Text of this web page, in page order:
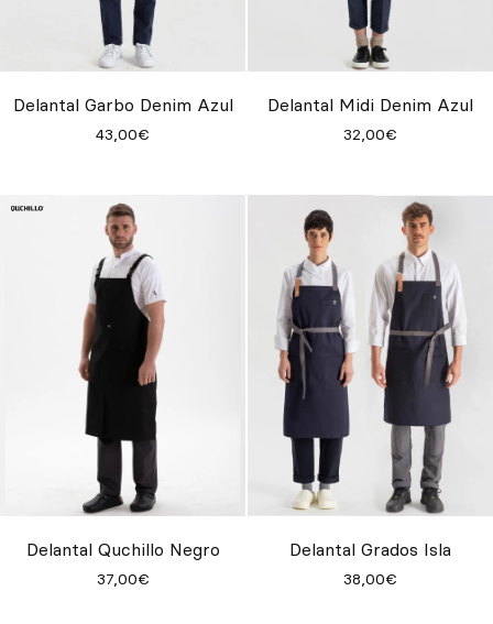
Delantal Garbo Denim Azul
43,00€
Delantal Midi Denim Azul
32,00€
Delantal Quchillo Negro
37,00€
Delantal Grados Isla
38,00€